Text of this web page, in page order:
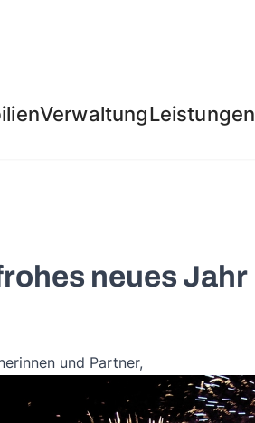
VerwaltungLeistungen
neues Jahr
und Partner,